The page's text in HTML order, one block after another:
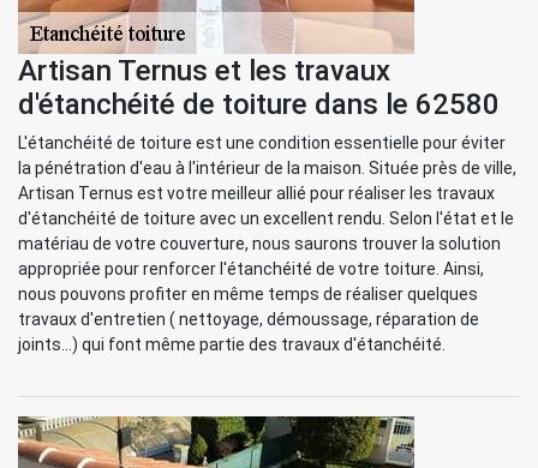
Artisan Ternus et les travaux
d'étanchéité de toiture dans le 62580
L'étanchéité de toiture est une condition essentielle pour éviter
la pénétration d'eau à l'intérieur de la maison. Située près de ville,
Artisan Ternus est votre meilleur allié pour réaliser les travaux
d'étanchéité de toiture avec un excellent rendu. Selon l'état et le
matériau de votre couverture, nous saurons trouver la solution
appropriée pour renforcer l'étanchéité de votre toiture. Ainsi,
nous pouvons profiter en même temps de réaliser quelques
travaux d'entretien ( nettoyage, démoussage, réparation de
joints...) qui font même partie des travaux d'étanchéité.